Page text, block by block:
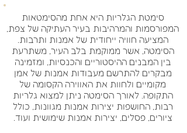
סימטת הגלריות היא אחת מהסימטאות
המפורסמות והמרהיבות בעיר העתיקה של צפת,
המציעה חוויה ייחודית של אמנות ותרבות.
הסימטה, אשר ממוקמת בלב העיר, משתרעת
בין המבנים ההיסטוריים והכנסיות, ומזמינה
מבקרים להתרשם מעבודות אמנות של אמן
מקומיים ולחוות את האווירה הקסומה של
התקופה. לאורך הסימטה ניתן למצוא גלריות
רבות, החושפות יצירות אמנות מגוונות, כולל
ציורים, פסלים, יצירות אמנות שימושית ועוד.